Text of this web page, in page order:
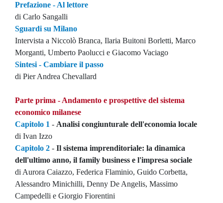
Prefazione - Al lettore
di Carlo Sangalli
Sguardi su Milano
Intervista a Niccolò Branca, Ilaria Buitoni Borletti, Marco
Morganti, Umberto Paolucci e Giacomo Vaciago
Sintesi - Cambiare il passo
di Pier Andrea Chevallard
Parte prima - Andamento e prospettive del sistema
economico milanese
Capitolo 1 - Analisi congiunturale dell'economia locale
di Ivan Izzo
Capitolo 2 - Il sistema imprenditoriale: la dinamica
dell'ultimo anno, il family business e l'impresa sociale
di Aurora Caiazzo, Federica Flaminio, Guido Corbetta,
Alessandro Minichilli, Denny De Angelis, Massimo
Campedelli e Giorgio Fiorentini